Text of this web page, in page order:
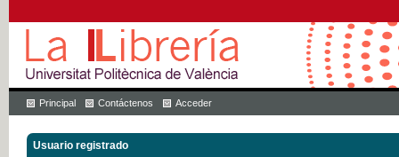
Principal Contáctenos Acceder
Usuario registrado